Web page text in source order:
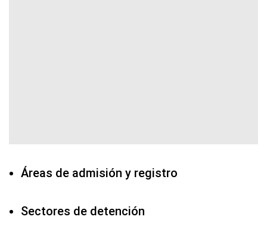
Áreas de admisión y registro
Sectores de detención